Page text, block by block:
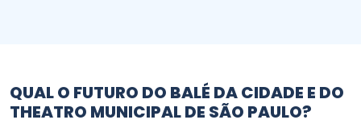
QUAL O FUTURO DO BALÉ DA CIDADE E DO
THEATRO MUNICIPAL DE SÃO PAULO?